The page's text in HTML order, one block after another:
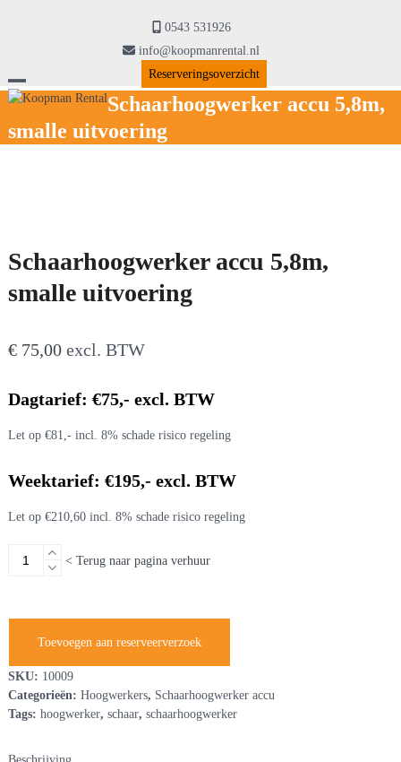
0543 531926
info@koopmanrental.nl
Reserveringsoverzicht
Open
mobile
Close
mobile
Schaarhoogwerker accu 5,8m,
smalle uitvoering
Schaarhoogwerker accu 5,8m,
smalle uitvoering
€75,00excl. BTW
Dagtarief: €75,- excl. BTW
Let op €81,- incl. 8% schade risico regeling
Weektarief: €195,- excl. BTW
Let op €210,60 incl. 8% schade risico regeling
Schaarhoogwerker
< Terug naar pagina verhuur
Toevoegen aan reserveerverzoek
SKU: 10009
Categorieën: Hoogwerkers, Schaarhoogwerker accu
Tags: hoogwerker, schaar, schaarhoogwerker